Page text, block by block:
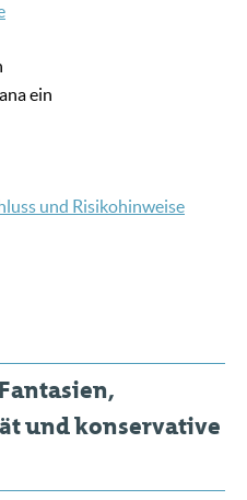
ein
und Risikohinweise
und konservative